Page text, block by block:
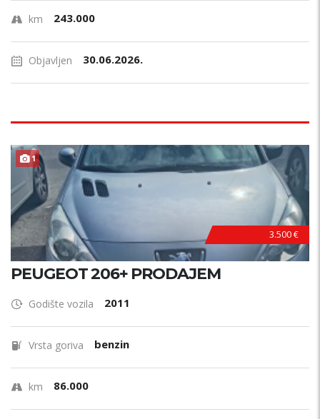
km 243.000
Objavljen 30.06.2026.
1
3.500 €
PEUGEOT 206+ PRODAJEM
Godište vozila 2011
Vrsta goriva benzin
km 86.000